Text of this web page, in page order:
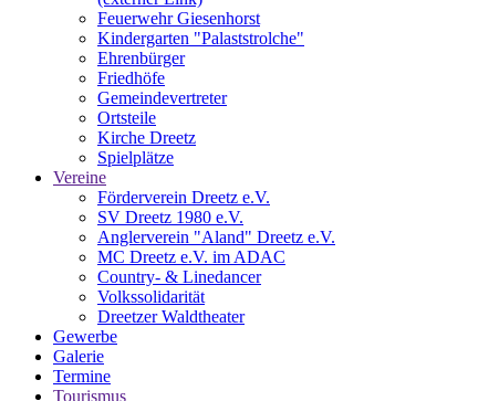
Feuerwehr Giesenhorst
Kindergarten "Palaststrolche"
Ehrenbürger
Friedhöfe
Gemeindevertreter
Ortsteile
Kirche Dreetz
Spielplätze
Vereine
Förderverein Dreetz e.V.
SV Dreetz 1980 e.V.
Anglerverein "Aland" Dreetz e.V.
MC Dreetz e.V. im ADAC
Country- & Linedancer
Volkssolidarität
Dreetzer Waldtheater
Gewerbe
Galerie
Termine
Tourismus